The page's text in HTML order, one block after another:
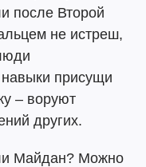
после Второй
не истреш,
присущи
– воруют
других.
Майдан? Можно